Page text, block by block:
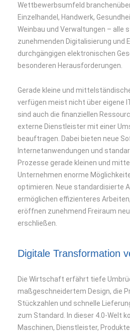
Über uns
Wettbewerbsumfeld
Einzelhandel, Handwerk,
Weinbau und Verwaltungen – alle
zunehmenden Digitalisierung und
durchgängigen elektronischen
besonderen Herausforderungen.
Gerade kleine und
verfügen meist nicht über eigene
sind auch die finanziellen
externe Dienstleister mit einer
beauftragen. Dabei bieten neue
Internetanwendungen und
Prozesse gerade kleinen und
Unternehmen enorme
optimieren. Neue standardisierte
ermöglichen effizienteres
eröffnen zunehmend Freiraum
erschließen.
Digitale Transformation
Die Wirtschaft erfährt tiefe
maßgeschneidertem Design, die
Stückzahlen und schnelle
zum Standard. In dieser 4.0-Welt
Maschinen, Dienstleister,